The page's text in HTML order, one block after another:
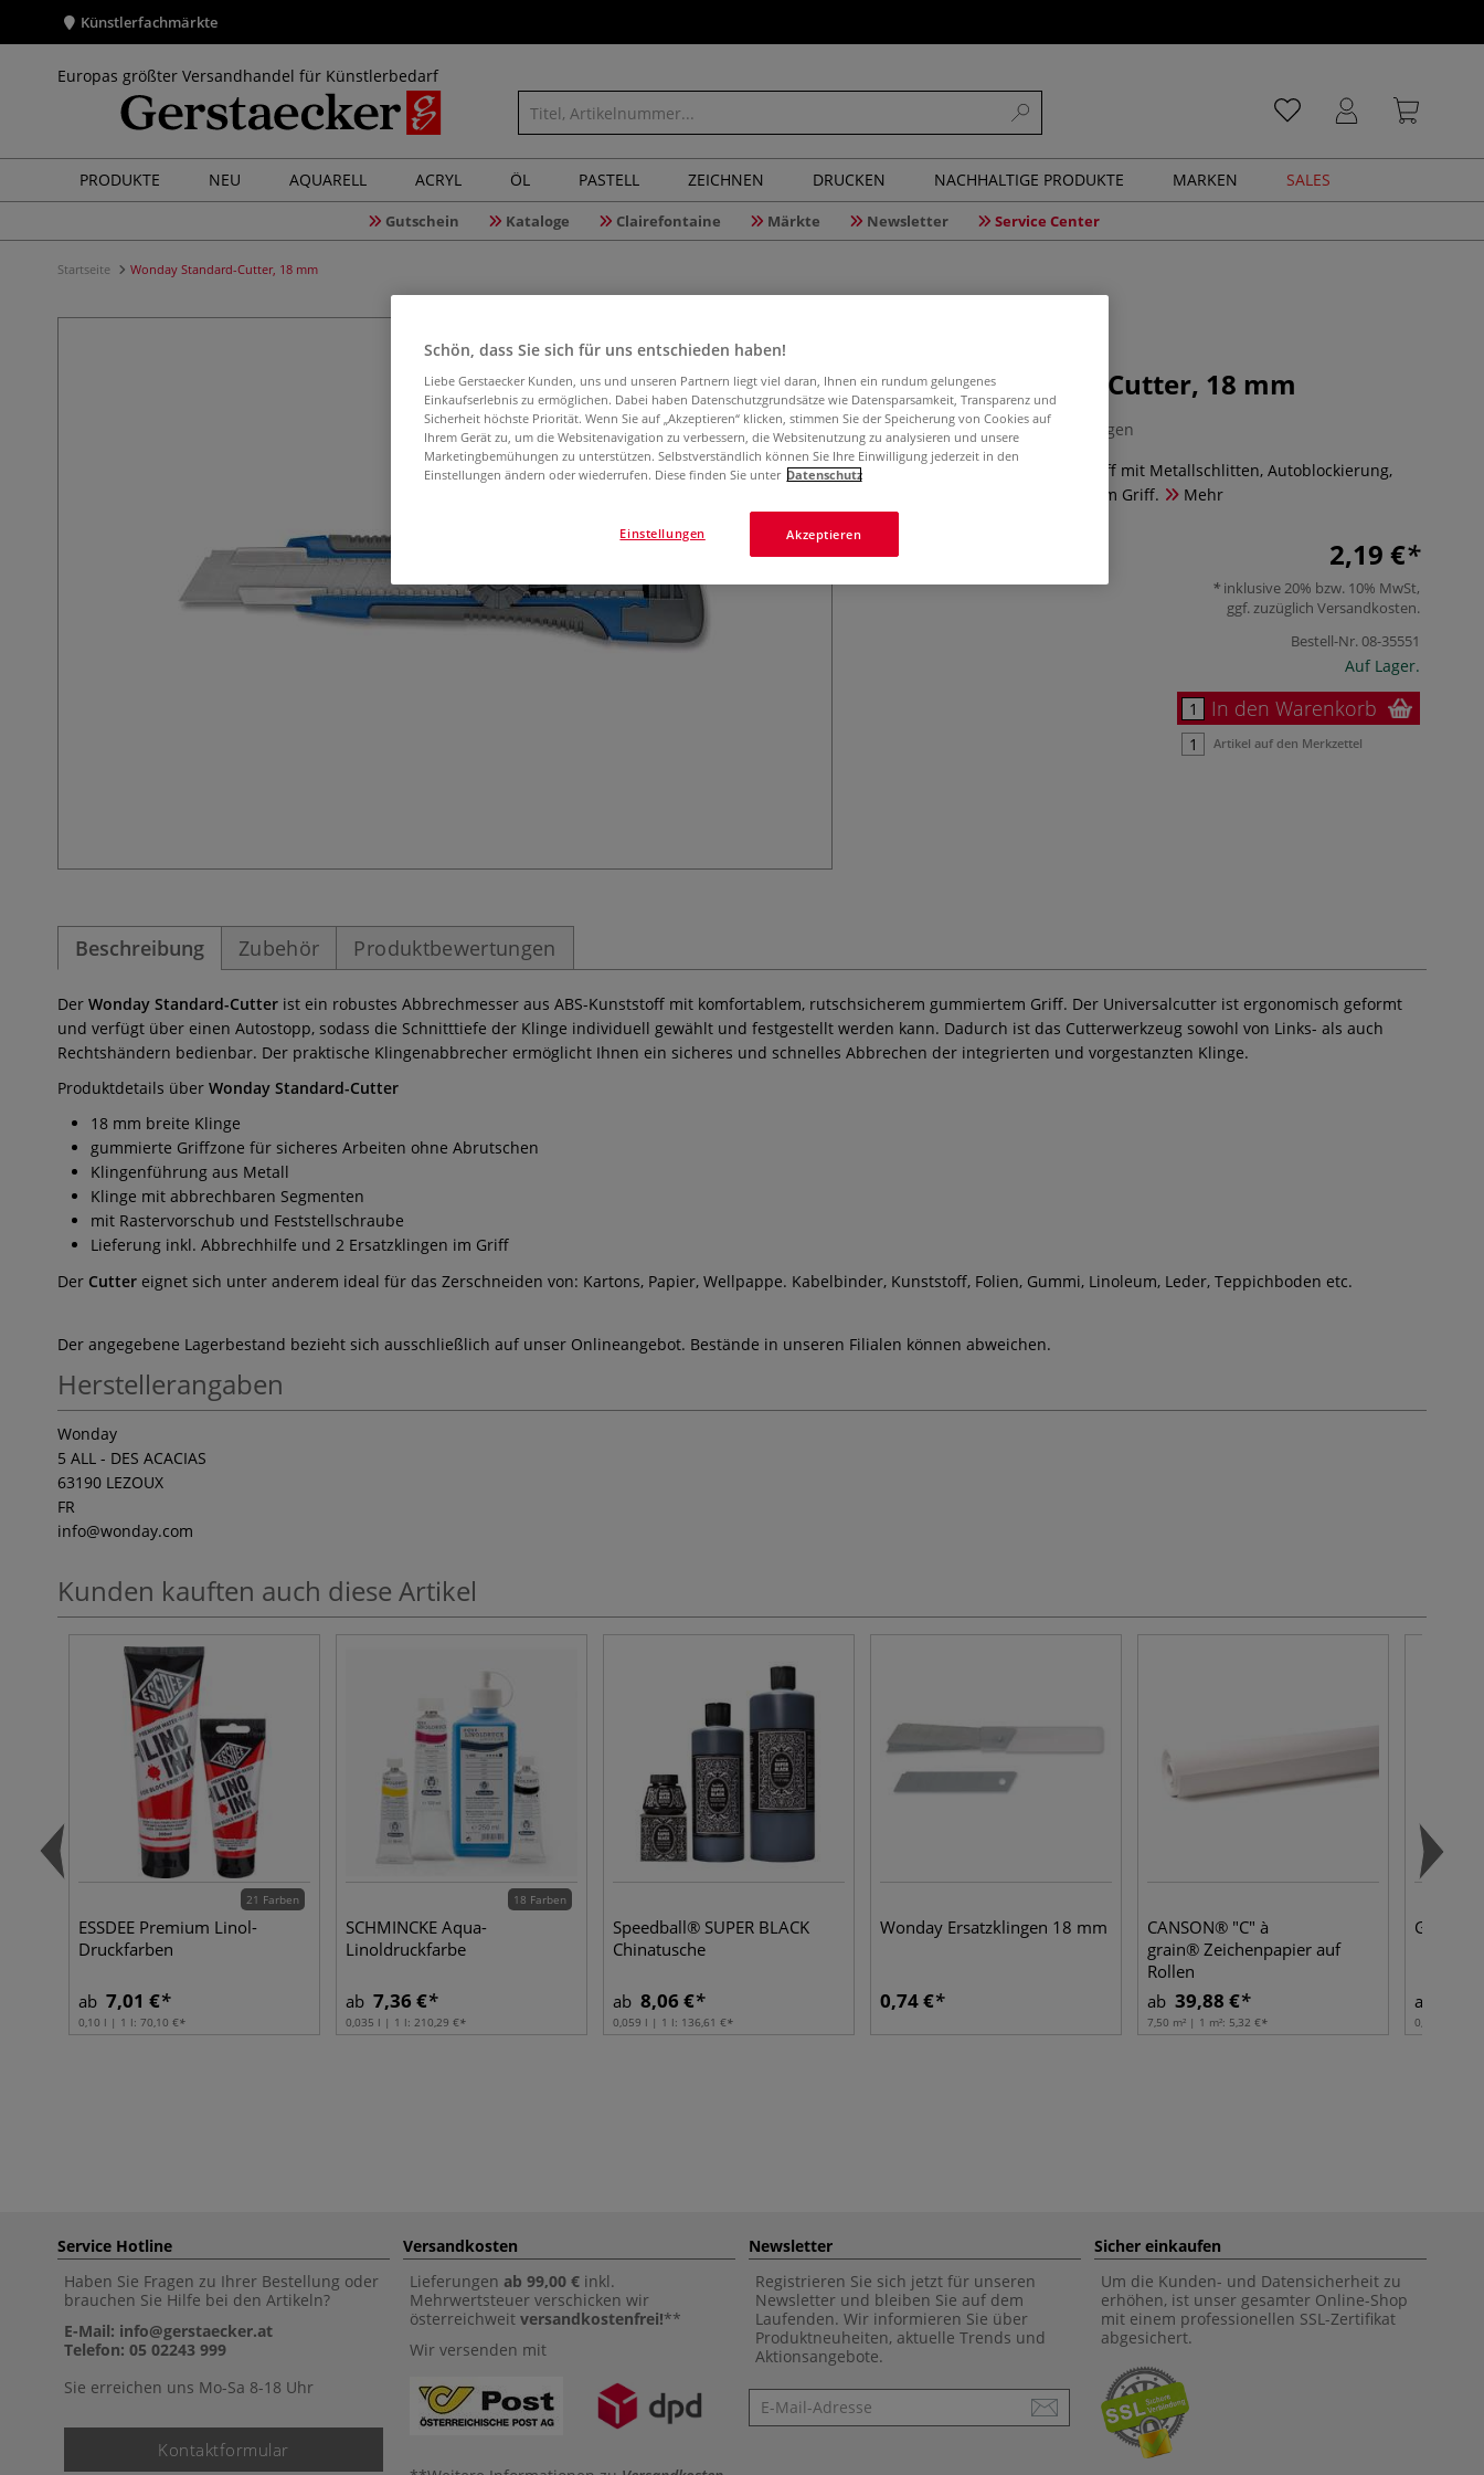
Künstlerfachmärkte
Europas größter Versandhandel für Künstlerbedarf
PRODUKTE NEU AQUARELL ACRYL ÖL PASTELL ZEICHNEN DRUCKEN NACHHALTIGE PRODUKTE MARKEN SALES
Gutschein Kataloge Clairefontaine Märkte Newsletter Service Center
Startseite Wonday Standard-Cutter, 18 mm
Wonday Standard-Cutter, 18 mm
0 Bewertungen
Stabiler Cutter aus ABS-Kunststoff mit Metallschlitten, Autoblockierung,
Klinge 18 mm + 2 Ersatzklingen im Griff.
Mehr
2,19 €
inklusive 20% bzw. 10% MwSt,
ggf. zuzüglich Versandkosten.
Bestell-Nr.08-35551
Auf Lager.
In den Warenkorb
Artikel auf den Merkzettel
Beschreibung Zubehör Produktbewertungen
Der Wonday Standard-Cutter ist ein robustes Abbrechmesser aus ABS-Kunststoff mit komfortablem, rutschsicherem gummiertem Griff. Der Universalcutter ist ergonomisch geformt
und verfügt über einen Autostopp, sodass die Schnitttiefe der Klinge individuell gewählt und festgestellt werden kann. Dadurch ist das Cutterwerkzeug sowohl von Links- als auch
Rechtshändern bedienbar. Der praktische Klingenabbrecher ermöglicht Ihnen ein sicheres und schnelles Abbrechen der integrierten und vorgestanzten Klinge.
Produktdetails über Wonday Standard-Cutter
18 mm breite Klinge
gummierte Griffzone für sicheres Arbeiten ohne Abrutschen
Klingenführung aus Metall
Klinge mit abbrechbaren Segmenten
mit Rastervorschub und Feststellschraube
Lieferung inkl. Abbrechhilfe und 2 Ersatzklingen im Griff
Der Cutter eignet sich unter anderem ideal für das Zerschneiden von: Kartons, Papier, Wellpappe. Kabelbinder, Kunststoff, Folien, Gummi, Linoleum, Leder, Teppichboden etc.
Der angegebene Lagerbestand bezieht sich ausschließlich auf unser Onlineangebot. Bestände in unseren Filialen können abweichen.
Herstellerangaben
Wonday
5 ALL - DES ACACIAS
63190 LEZOUX
FR
info@wonday.com
Kunden kauften auch diese Artikel
21 Farben
ESSDEE Premium Linol-
Druckfarben
ab 7,01 €
0,10 l | 1 l: 70,10 €
18 Farben
SCHMINCKE Aqua-
Linoldruckfarbe
ab 7,36 €
0,035 l | 1 l: 210,29 €
Speedball® SUPER BLACK
Chinatusche
ab 8,06 €
0,059 l | 1 l: 136,61 €
Wonday Ersatzklingen 18 mm
0,74 €
CANSON® "C" à
grain® Zeichenpapier auf
Rollen
ab 39,88 €
7,50 m² | 1 m²: 5,32 €
ab
0,20 l | 1 l:
Service Hotline
Haben Sie Fragen zu Ihrer Bestellung oder
brauchen Sie Hilfe bei den Artikeln?
E-Mail: info@gerstaecker.at
Telefon: 05 02243 999
Sie erreichen uns Mo-Sa 8-18 Uhr
Kontaktformular
Versandkosten
Lieferungen ab 99,00 € inkl.
Mehrwertsteuer verschicken wir
österreichweit versandkostenfrei!**
Wir versenden mit
Newsletter
Registrieren Sie sich jetzt für unseren
Newsletter und bleiben Sie auf dem
Laufenden. Wir informieren Sie über
Produktneuheiten, aktuelle Trends und
Aktionsangebote.
Newsletter
Sicher einkaufen
Um die Kunden- und Datensicherheit zu
erhöhen, ist unser gesamter Online-Shop
mit einem professionellen SSL-Zertifikat
abgesichert.
Schön, dass Sie sich für uns entschieden haben!
Liebe Gerstaecker Kunden, uns und unseren Partnern liegt viel daran, Ihnen ein rundum gelungenes
Einkaufserlebnis zu ermöglichen. Dabei haben Datenschutzgrundsätze wie Datensparsamkeit, Transparenz und
Sicherheit höchste Priorität. Wenn Sie auf „Akzeptieren“ klicken, stimmen Sie der Speicherung von Cookies auf
Ihrem Gerät zu, um die Websitenavigation zu verbessern, die Websitenutzung zu analysieren und unsere
Marketingbemühungen zu unterstützen. Selbstverständlich können Sie Ihre Einwilligung jederzeit in den
Einstellungen ändern oder wiederrufen. Diese finden Sie unter Datenschutz
Akzeptieren
Einstellungen